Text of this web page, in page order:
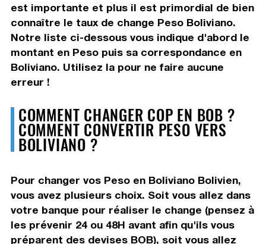
est importante et plus il est primordial de bien
connaître le taux de change Peso Boliviano.
Notre liste ci-dessous vous indique d'abord le
montant en Peso puis sa correspondance en
Boliviano. Utilisez la pour ne faire aucune
erreur !
COMMENT CHANGER COP EN BOB ?
COMMENT CONVERTIR PESO VERS
BOLIVIANO ?
Pour changer vos Peso en Boliviano Bolivien,
vous avez plusieurs choix. Soit vous allez dans
votre banque pour réaliser le change (pensez à
les prévenir 24 ou 48H avant afin qu'ils vous
préparent des devises BOB), soit vous allez